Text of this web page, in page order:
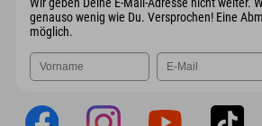
genauso wenig wie Du. Versprochen! Eine
möglich.